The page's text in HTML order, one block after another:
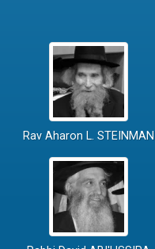
Rav Aharon L. STEINMAN